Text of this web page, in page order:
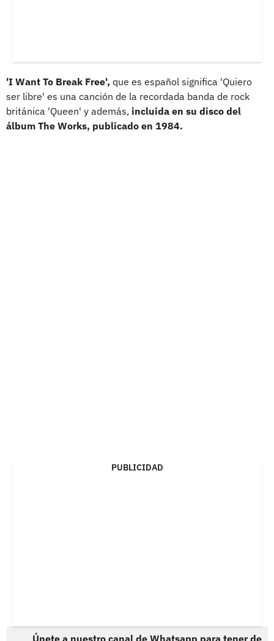
'I Want To Break Free', que es español significa 'Quiero
ser libre' es una canción de la recordada banda de rock
británica 'Queen' y además, incluida en su disco del
álbum The Works, publicado en 1984.
PUBLICIDAD
Únete a nuestro canal de Whatsapp para tener de